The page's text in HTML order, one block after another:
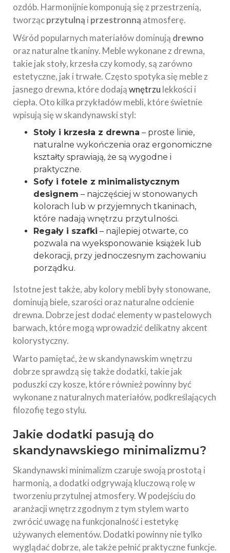
ozdób. Harmonijnie komponują się z przestrzenią,
tworzącprzytulną i przestronną atmosferę.
Wśród popularnych materiałów dominują drewno
oraz naturalne tkaniny. Meble wykonane z drewna,
takie jak stoły, krzesła czy komody, są zarówno
estetyczne, jak i trwałe. Często spotyka się meble z
jasnego drewna, które dodająwnętrzu lekkości i
ciepła. Oto kilka przykładów mebli, które świetnie
wpisują się w skandynawski styl:
Stoły i krzesła z drewna – proste linie,
naturalne wykończenia oraz ergonomiczne
kształty sprawiają, że są wygodne i
praktyczne.
Sofy i fotele z minimalistycznym
designem – najczęściej w stonowanych
kolorach lub w przyjemnych tkaninach,
które nadają wnętrzu przytulności.
Regały i szafki – najlepiej otwarte, co
pozwala na wyeksponowanie książek lub
dekoracji, przy jednoczesnym zachowaniu
porządku.
Istotne jest także, aby kolory mebli były stonowane,
dominują biele, szarości oraz naturalne odcienie
drewna. Dobrze jest dodać elementy w pastelowych
barwach, które mogą wprowadzić delikatny akcent
kolorystyczny.
Warto pamiętać, że w skandynawskim wnętrzu
dobrze sprawdzą się także dodatki, takie jak
poduszki czy kosze, które również powinny być
wykonane z naturalnych materiałów, podkreślających
filozofię tego stylu.
Jakie dodatki pasują do
skandynawskiego minimalizmu?
Skandynawski minimalizm czaruje swoją prostotą i
harmonią, a dodatki odgrywają kluczową rolę w
tworzeniu przytulnej atmosfery. W podejściu do
aranżacji wnętrz zgodnym z tym stylem warto
zwrócić uwagę na funkcjonalność i estetykę
używanych elementów. Dodatki powinny nie tylko
wyglądać dobrze, ale także pełnić praktyczne funkcje.